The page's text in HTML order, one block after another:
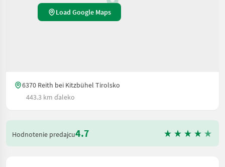
Load Google Maps
6370 Reith bei Kitzbühel Tirolsko
443.3 km ďaleko
Hodnotenie predajcu4.7